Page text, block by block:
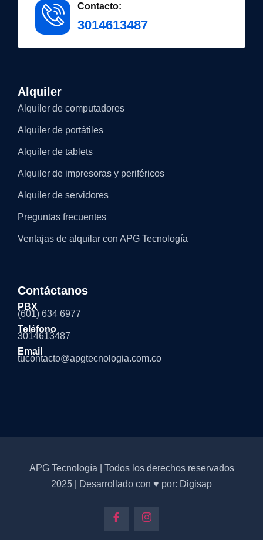
Contacto:
3014613487
Alquiler
Alquiler de computadores
Alquiler de portátiles
Alquiler de tablets
Alquiler de impresoras y periféricos
Alquiler de servidores
Preguntas frecuentes
Ventajas de alquilar con APG Tecnología
Contáctanos
PBX
(601) 634 6977
Teléfono
3014613487
Email
tucontacto@apgtecnologia.com.co
APG Tecnología | Todos los derechos reservados
2025 | Desarrollado con ♥ por: Digisap